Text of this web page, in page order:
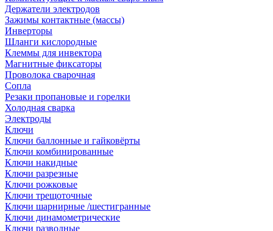
Держатели электродов
Зажимы контактные (массы)
Инверторы
Шланги кислородные
Клеммы для инвектора
Магнитные фиксаторы
Проволока сварочная
Сопла
Резаки пропановые и горелки
Холодная сварка
Электроды
Ключи
Ключи баллонные и гайковёрты
Ключи комбинированные
Ключи накидные
Ключи разрезные
Ключи рожковые
Ключи трещоточные
Ключи шарнирные /шестигранные
Ключи динамометрические
Ключи разводные